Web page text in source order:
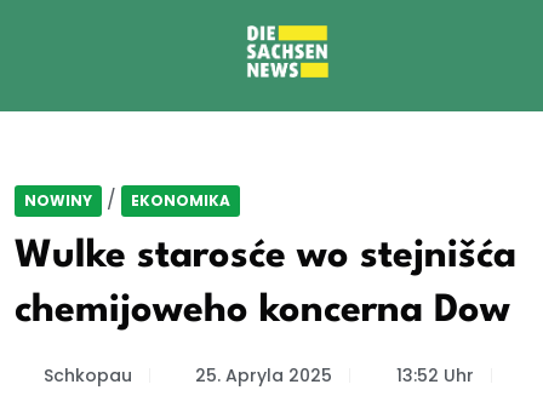
NOWINY / EKONOMIKA
Wulke starosće wo stejnišća
chemijoweho koncerna Dow
Schkopau 25. Apryla 2025 13:52 Uhr